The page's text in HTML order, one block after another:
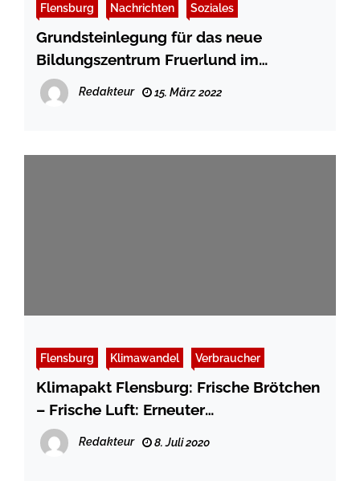
Flensburg Nachrichten Soziales
Grundsteinlegung für das neue
Bildungszentrum Fruerlund im
Sanierungsgebiet Fruerlund
Redakteur 15. März 2022
Flensburg Klimawandel Verbraucher
Klimapakt Flensburg: Frische Brötchen
– Frische Luft: Erneuter
Teilnehmerrekord!
Redakteur 8. Juli 2020